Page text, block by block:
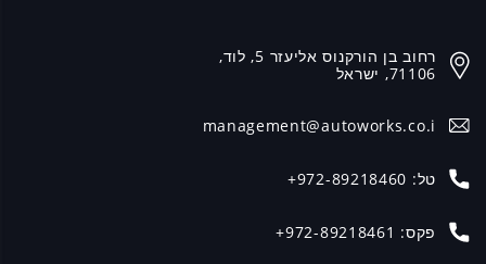
רחוב בן הורקנוס אליעזר 5, לוד,
71106, ישראל
management@autoworks.co.i
טל: +972-89218460
פקס: +972-89218461